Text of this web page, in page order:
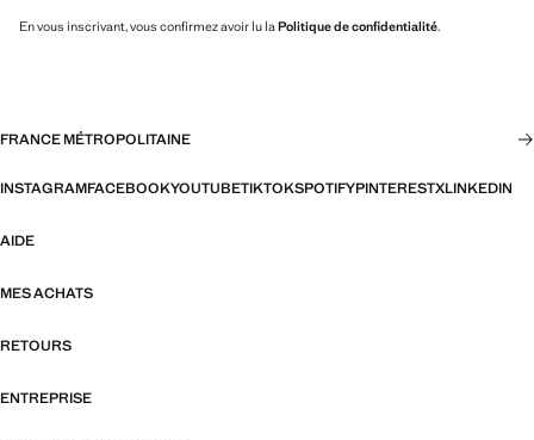
En vous inscrivant, vous confirmez avoir lu la Politique de confidentialité.
FRANCE MÉTROPOLITAINE
INSTAGRAMFACEBOOKYOUTUBETIKTOKSPOTIFYPINTERESTXLINKEDIN
AIDE
MES ACHATS
RETOURS
ENTREPRISE